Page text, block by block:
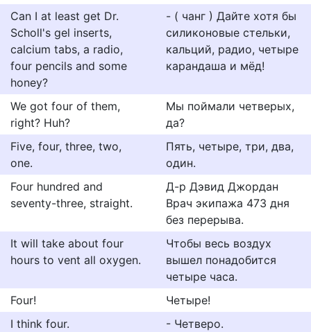
Can I at least get Dr.
Scholl's gel inserts,
calcium tabs, a radio,
four pencils and some
honey?
- ( чанг ) Дайте хотя бы
силиконовые стельки,
кальций, радио, четыре
карандаша и мёд!
We got four of them,
right? Huh?
Мы поймали четверых,
да?
Five, four, three, two,
one.
Пять, четыре, три, два,
один.
Four hundred and
seventy-three, straight.
Д-р Дэвид Джордан
Врач экипажа 473 дня
без перерыва.
It will take about four
hours to vent all oxygen.
Чтобы весь воздух
вышел понадобится
четыре часа.
Four!
Четыре!
I think four.
- Четверо.